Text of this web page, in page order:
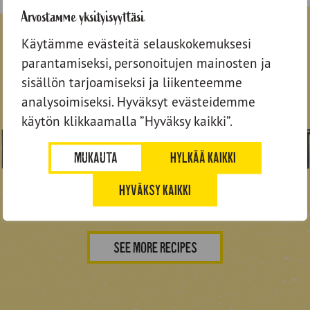
Arvostamme yksityisyyttäsi
Käytämme evästeitä selauskokemuksesi
parantamiseksi, personoitujen mainosten ja
sisällön tarjoamiseksi ja liikenteemme
analysoimiseksi. Hyväksyt evästeidemme
käytön klikkaamalla ”Hyväksy kaikki”.
MUKAUTA
HYLKÄÄ KAIKKI
HYVÄKSY KAIKKI
for rye
SEE MORE RECIPES